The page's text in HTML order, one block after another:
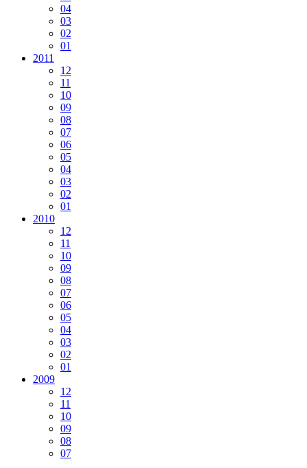
04
03
02
01
2011
12
11
10
09
08
07
06
05
04
03
02
01
2010
12
11
10
09
08
07
06
05
04
03
02
01
2009
12
11
10
09
08
07